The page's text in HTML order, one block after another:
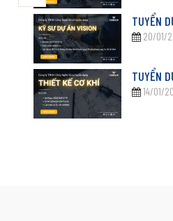
TUYỂN
20/01/
TUYỂN
14/01/